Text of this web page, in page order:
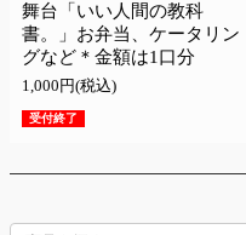
舞台「いい人間の教科
書。」お弁当、ケータリン
グなど＊金額は1口分
1,000円(税込)
受付終了